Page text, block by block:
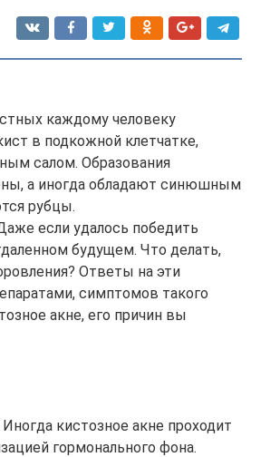
каждому человеку
в подкожной клетчатке,
салом. Образования
а иногда обладают синюшным
рубцы.
если удалось победить
будущем. Что делать,
Ответы на эти
симптомов такого
акне, его причин вы
кистозное акне проходит
гормонального фона.